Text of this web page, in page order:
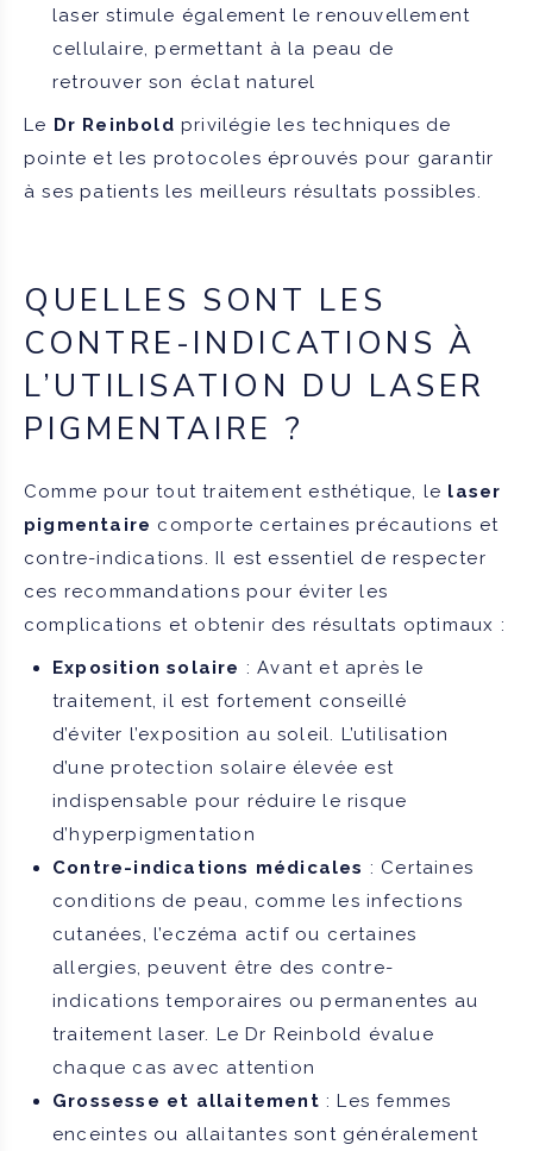
laser stimule également le renouvellement
cellulaire, permettant à la peau de
retrouver son éclat naturel
Le Dr Reinbold privilégie les techniques de
pointe et les protocoles éprouvés pour garantir
à ses patients les meilleurs résultats possibles.
QUELLES SONT LES
CONTRE-INDICATIONS À
L’UTILISATION DU LASER
PIGMENTAIRE ?
Comme pour tout traitement esthétique, le laser
pigmentaire comporte certaines précautions et
contre-indications. Il est essentiel de respecter
ces recommandations pour éviter les
complications et obtenir des résultats optimaux :
Exposition solaire : Avant et après le
traitement, il est fortement conseillé
d’éviter l’exposition au soleil. L’utilisation
d’une protection solaire élevée est
indispensable pour réduire le risque
d’hyperpigmentation
Contre-indications médicales : Certaines
conditions de peau, comme les infections
cutanées, l’eczéma actif ou certaines
allergies, peuvent être des contre-
indications temporaires ou permanentes au
traitement laser. Le Dr Reinbold évalue
chaque cas avec attention
Grossesse et allaitement : Les femmes
enceintes ou allaitantes sont généralement